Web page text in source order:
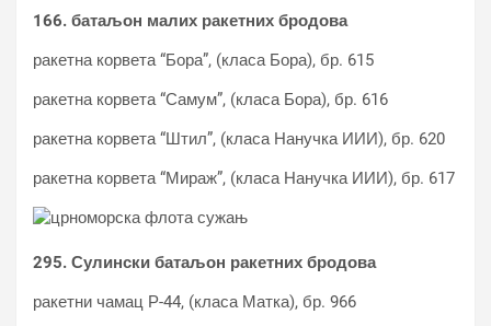
166. батаљон малих ракетних бродова
ракетна корвета “Бора”, (класа Бора), бр. 615
ракетна корвета “Самум”, (класа Бора), бр. 616
ракетна корвета “Штил”, (класа Нанучка ИИИ), бр. 620
ракетна корвета “Мираж”, (класа Нанучка ИИИ), бр. 617
295. Сулински батаљон ракетних бродова
ракетни чамац Р-44, (класа Матка), бр. 966